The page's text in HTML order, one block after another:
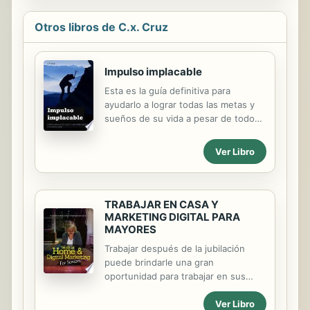
Otros libros de C.x. Cruz
Impulso implacable
Esta es la guía definitiva para
ayudarlo a lograr todas las metas y
sueños de su vida a pesar de todos
le presenta. Este libro se compone
de técnicas probadas y verdaderas
para convertir su vida cotidiana en
algo extraordinario. Descubrirá
estrategias comprobadas utilizadas
por personas excelentes y exitosas
de todos los ámbitos de la vida que
han utilizado el valor y la resistencia
para vencer todas las adversidades y
ganar en la vida. Esto es lo que
descubrirá en esta guía que invita a
la reflexión: • Cómo avanzar, ganar
Ver Libro
TRABAJAR EN CASA Y
MARKETING DIGITAL PARA
MAYORES
Trabajar después de la jubilación
puede brindarle una gran
oportunidad para trabajar en sus
propios términos. Las empresas
aprecian el valor que aportan los
Ver Libro